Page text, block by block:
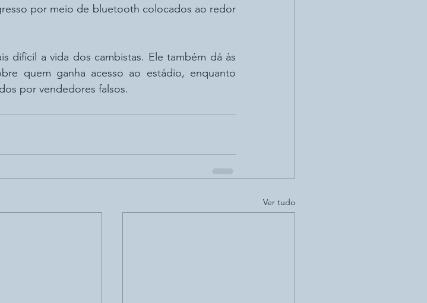
por meio de bluetooth colocados ao redor
difícil a vida dos cambistas. Ele também dá às
quem ganha acesso ao estádio, enquanto
por vendedores falsos.
Ver tudo